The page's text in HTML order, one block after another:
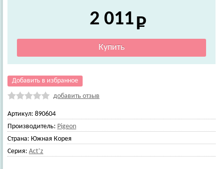
2 011
Добавить в избранное
добавить отзыв
Артикул: 890604
Производитель: Pigeon
Страна: Южная Корея
Серия: Act’z